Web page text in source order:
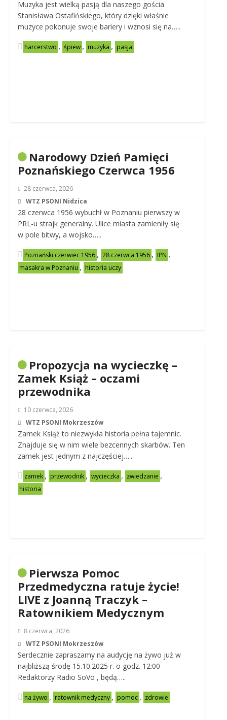
Muzyka jest wielką pasją dla naszego gościa
Stanisława Ostafińskiego, który dzięki właśnie
muzyce pokonuje swoje bariery i wznosi się na…..
harcerstwo , śpiew , muzyka , pasja
Narodowy Dzień Pamięci
Poznańskiego Czerwca 1956
28 czerwca, 2026
WTZ PSONI Nidzica
28 czerwca 1956 wybuchł w Poznaniu pierwszy w
PRL-u strajk generalny. Ulice miasta zamieniły się
w pole bitwy, a wojsko…..
Poznański czerwiec 1956 , 28 czerwca 1956 , IPN ,
masakra w Poznaniu , historia uczy
Propozycja na wycieczkę –
Zamek Książ – oczami
przewodnika
10 czerwca, 2026
WTZ PSONI Mokrzeszów
Zamek Książ to niezwykła historia pełna tajemnic.
Znajduje się w nim wiele bezcennych skarbów. Ten
zamek jest jednym z najczęściej…..
zamek , przewodnik , wycieczka , zwiedzanie ,
historia
Pierwsza Pomoc
Przedmedyczna ratuje życie!
LIVE z Joanną Traczyk –
Ratownikiem Medycznym
8 czerwca, 2026
WTZ PSONI Mokrzeszów
Serdecznie zapraszamy na audycję na żywo już w
najbliższą środę 15.10.2025 r. o godz. 12:00
Redaktorzy Radio SoVo , będą…..
na żywo , ratownik medyczny , pomoc , zdrowie